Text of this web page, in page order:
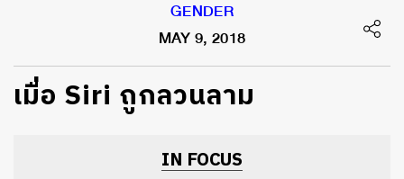
GENDER
MAY 9, 2018
เมื่อ Siri ถูกลวนลาม
IN FOCUS